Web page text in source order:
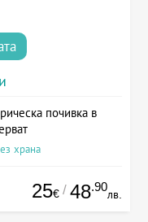
почивка в
храна
25€ / 48.90
лв.